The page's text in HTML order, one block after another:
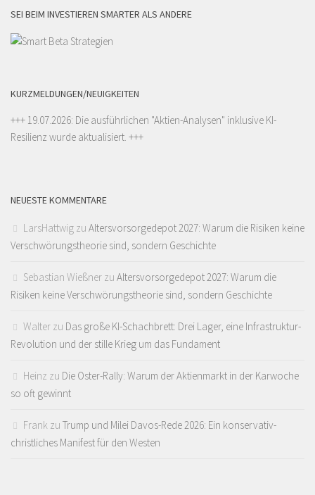
SEI BEIM INVESTIEREN SMARTER ALS ANDERE
KURZMELDUNGEN/NEUIGKEITEN
+++ 19.07.2026: Die ausführlichen "Aktien-Analysen" inklusive KI-
Resilienz wurde aktualisiert. +++
NEUESTE KOMMENTARE
LarsHattwig zu Altersvorsorgedepot 2027: Warum die Risiken keine
Verschwörungstheorie sind, sondern Geschichte
Sebastian Wießner zu Altersvorsorgedepot 2027: Warum die
Risiken keine Verschwörungstheorie sind, sondern Geschichte
Walter zu Das große KI-Schachbrett: Drei Lager, eine Infrastruktur-
Revolution und der stille Krieg um das Fundament
Heinz zu Die Oster-Rally: Warum der Aktienmarkt in der Karwoche
so oft gewinnt
Frank zu Trump und Milei Davos-Rede 2026: Ein konservativ-
christliches Manifest für den Westen